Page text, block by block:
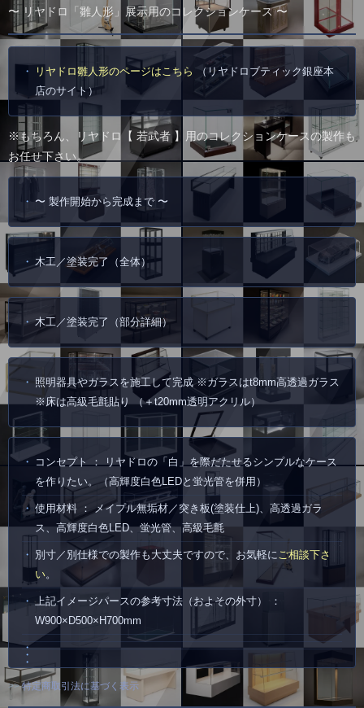
〜 リヤドロ「雛人形」展示用のコレクションケース 〜
リヤドロ雛人形のページはこちら
（リヤドロブティック銀座本
店のサイト）
※もちろん、リヤドロ【 若武者 】用のコレクションケースの製作も
お任せ下さい。
〜 製作開始から完成まで 〜
木工／塗装完了（全体）
木工／塗装完了（部分詳細）
照明器具やガラスを施工して完成 ※ガラスはt8mm高透過ガラス
※床は高級毛氈貼り （＋t20mm透明アクリル）
コンセプト ： リヤドロの「白」を際だたせるシンプルなケース
を作りたい。（高輝度白色LEDと蛍光管を併用）
使用材料 ： メイプル無垢材／突き板(塗装仕上)、高透過ガラ
ス、高輝度白色LED、蛍光管、高級毛氈
別寸／別仕様での製作も大丈夫ですので、お気軽にご相談下さ
い。
上記イメージパースの参考寸法（およその外寸） ：
W900×D500×H700mm
>>特定商取引法に基づく表示